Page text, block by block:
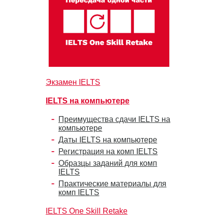
Экзамен IELTS
IELTS на компьютере
Преимущества сдачи IELTS на
компьютере
Даты IELTS на компьютере
Регистрация на комп IELTS
Образцы заданий для комп
IELTS
Практические материалы для
комп IELTS
IELTS One Skill Retake